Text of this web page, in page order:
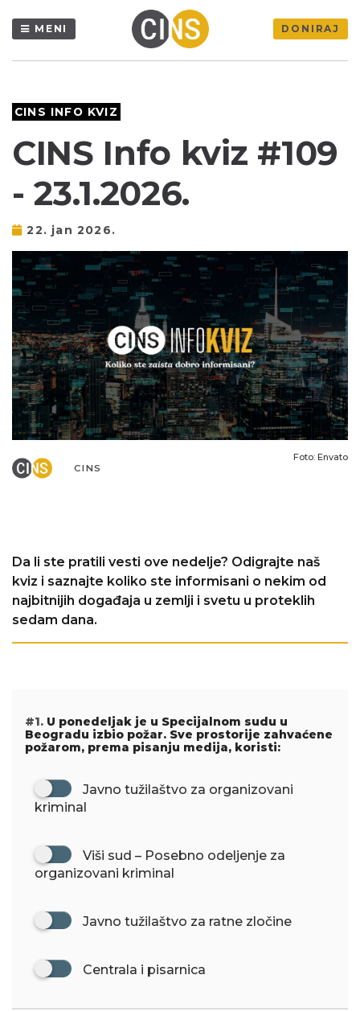
MENI DONIRAJ
CINS INFO KVIZ
CINS Info kviz #109
- 23.1.2026.
22. jan 2026.
CINS
Foto: Envato
Da li ste pratili vesti ove nedelje? Odigrajte naš
kviz i saznajte koliko ste informisani o nekim od
najbitnijih događaja u zemlji i svetu u proteklih
sedam dana.
#1. U ponedeljak je u Specijalnom sudu u
Beogradu izbio požar. Sve prostorije zahvaćene
požarom, prema pisanju medija, koristi:
Javno tužilaštvo za organizovani
kriminal
Viši sud – Posebno odeljenje za
organizovani kriminal
Javno tužilaštvo za ratne zločine
Centrala i pisarnica